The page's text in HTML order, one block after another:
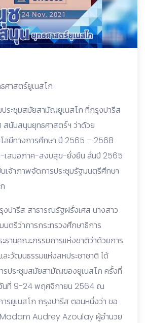
ศาสตร์ยูเนสโก
ระชุมสมัยสามัญยูเนสโก ที่กรุงปารีส
นับสนุนยุทธศาสตร์ฯ ว่าด้วย
โลยีทางการศึกษา ปี 2565 – 2568
เสมอภาค-สงบสุข-ยั่งยืน ลั่นปี 2565
นเจ้าภาพจัดการประชุมรัฐมนตรีศึกษา
งปารีส สาธารณรัฐฝรั่งเศส นางสาว
ตรีว่าการกระทรวงศึกษาธิการ
ะธานคณะกรรมการแห่งชาติว่าด้วยการ
ะวัฒนธรรมแห่งสหประชาชาติ ได้
รประชุมสมัยสามัญของยูเนสโก ครั้งที่
วันที่ 9-24 พฤศจิกายน 2564 ณ
รยูเนสโก กรุงปารีส ตอนหนึ่งว่า ขอ
Audrey Azoulay ผู้อำนวย